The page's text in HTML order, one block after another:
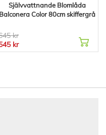
Självvattnande Blomlåda
Balconera Color 80cm skiffergrå
kr
kr